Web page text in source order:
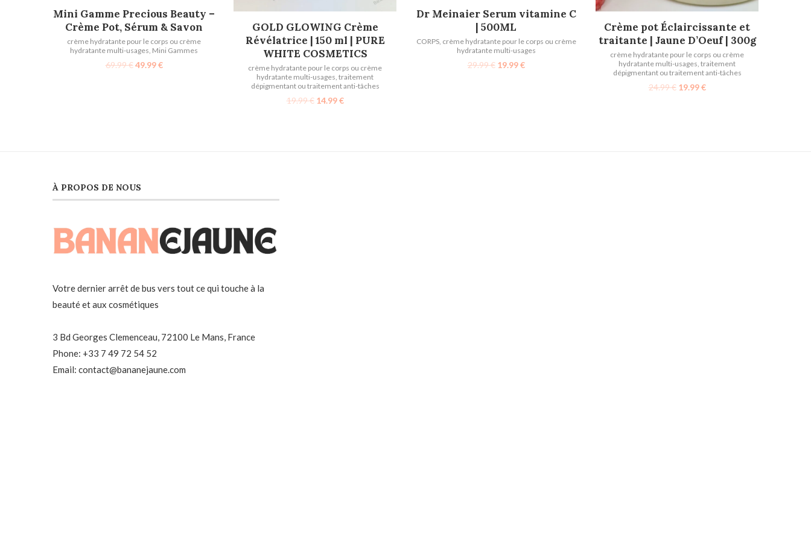
AJOUTER AU PANIER
Mini Gamme Precious Beauty –
Crème Pot, Sérum & Savon
crème hydratante pour le corps ou crème
hydratante multi-usages Mini Gammes
69.99€ 49.99€
AJOUTER AU PANIER
GOLD GLOWING Crème
Révélatrice | 150 ml | PURE
WHITE COSMETICS
crème hydratante pour le corps ou crème
hydratante multi-usages, traitement
dépigmentant ou traitement anti-tâches
19.99€ 14.99€
AJOUTER AU PANIER
Dr Meinaier Serum vitamine C
| 500ML
CORPS, crème hydratante pour le corps ou crème
hydratante multi-usages
29.99€ 19.99€
AJOUTER AU PANIER
Crème pot Éclaircissante et
traitante | Jaune D’Oeuf | 300g
crème hydratante pour le corps ou crème
hydratante multi-usages, traitement
dépigmentant ou traitement anti-tâches
24.99€ 19.99€
À PROPOS DE NOUS
Votre dernier arrêt de bus vers tout ce qui touche à la
beauté et aux cosmétiques
3 Bd Georges Clemenceau, 72100 Le Mans, France
Phone: +33 7 49 72 54 52
Email: contact@bananejaune.com